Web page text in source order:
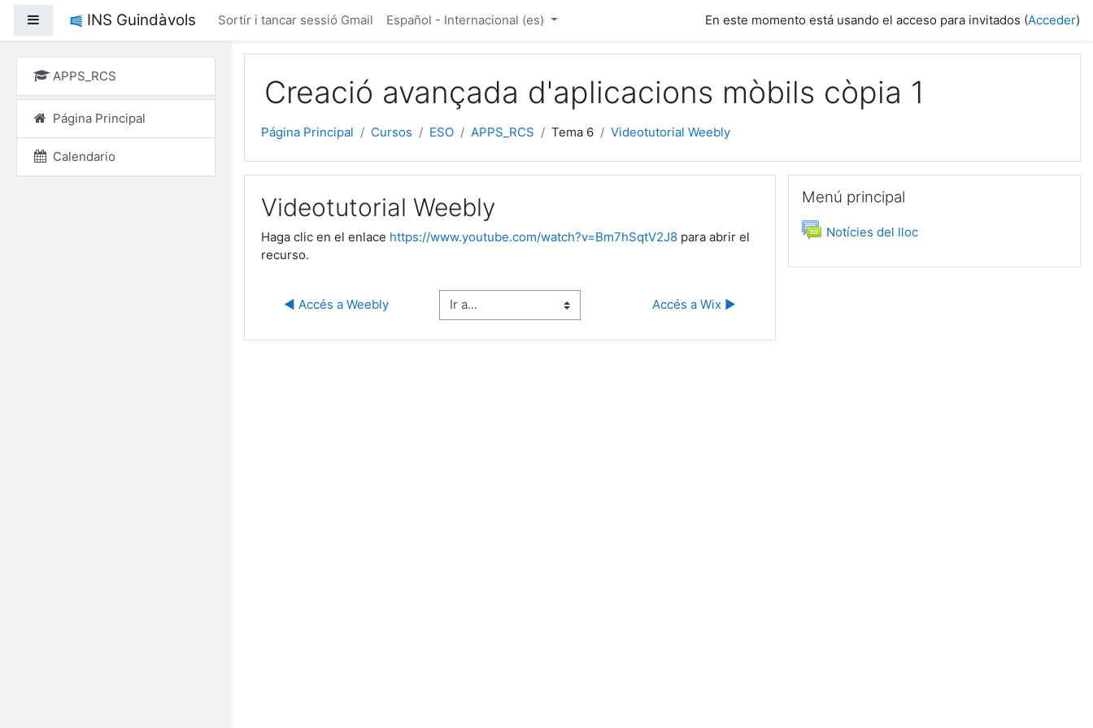
Panel lateralINS Guindàvols Sortir i tancar sessió Gmail Español - Internacional ‎(es)‎ En este momento está usando el acceso para invitados (Acceder)
APPS_RCS
Página Principal
Calendario
Creació avançada d'aplicacions mòbils còpia 1
Página Principal Cursos ESO APPS_RCS Tema 6 Videotutorial Weebly
Videotutorial Weebly
Haga clic en el enlace https://www.youtube.com/watch?v=Bm7hSqtV2J8 para abrir el
recurso.
◀︎ Accés a Weebly Ir a... Accés a Wix ▶︎
Menú principal
Notícies del llocForo